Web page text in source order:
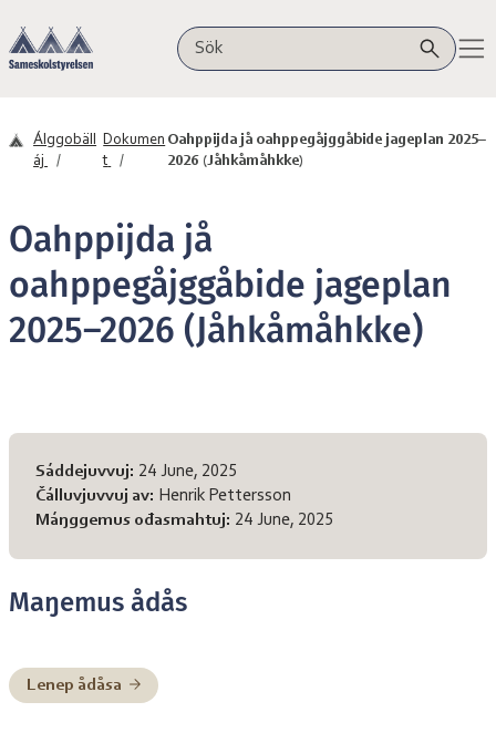
Sámeskåvllåstivrra
Sök på webbplatsen
Álggobäll
áj
Dokumen
t
Oahppijda jå oahppegåjggåbide jageplan 2025–
2026 (Jåhkåmåhkke)
Oahppijda jå
oahppegåjggåbide jageplan
2025–2026 (Jåhkåmåhkke)
Sivvas diehtot
Sáddejuvvuj: 24 June, 2025
Čálluvjuvvuj av: Henrik Pettersson
Máŋggemus ođasmahtuj: 24 June, 2025
Maŋemus ådås
Lenep ådåsa